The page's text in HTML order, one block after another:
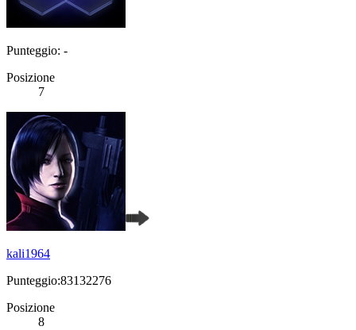
Punteggio: -
Posizione
7
kali1964
Punteggio:83132276
Posizione
8